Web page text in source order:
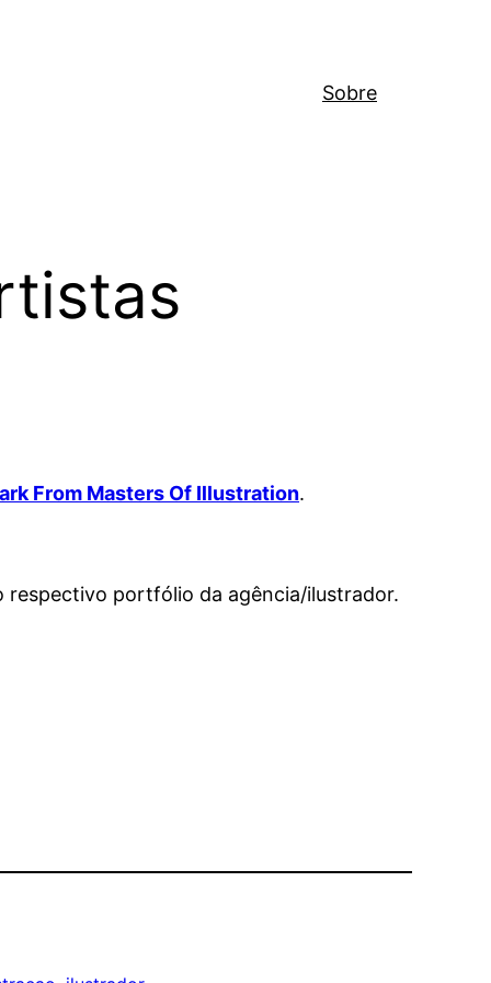
Sobre
From Masters Of Illustration.
respectivo portfólio da agência/ilustrador.